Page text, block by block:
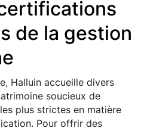
de la gestion
Halluin accueille divers
soucieux de
plus strictes en matière
Pour offrir des